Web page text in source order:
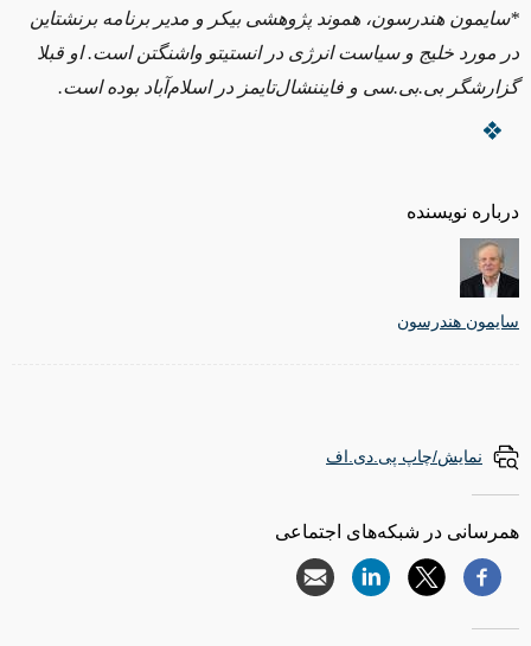
درباره نویسنده
سایمون هندرسون
*سایمون هندرسون، هموند پژوهشی بیکر و مدیر برنامه برنشتاین
در مورد خلیج و سیاست انرژی در انستیتو واشنگتن است. او قبلا
گزارشگر بی.‌بی.‌سی و فایننشال‌تایمز در اسلام‌آباد بوده است.
نمایش/چاپ پی.دی.اف
همرسانی در شبکه‌های اجتماعی